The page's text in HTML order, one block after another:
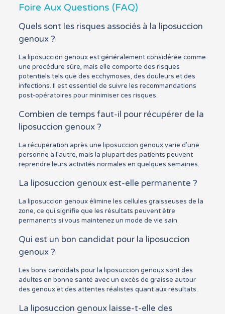
Foire Aux Questions (FAQ)
Quels sont les risques associés à la liposuccion
genoux ?
La liposuccion genoux est généralement considérée comme
une procédure sûre, mais elle comporte des risques
potentiels tels que des ecchymoses, des douleurs et des
infections. Il est essentiel de suivre les recommandations
post-opératoires pour minimiser ces risques.
Combien de temps faut-il pour récupérer de la
liposuccion genoux ?
La récupération après une liposuccion genoux varie d’une
personne à l’autre, mais la plupart des patients peuvent
reprendre leurs activités normales en quelques semaines.
La liposuccion genoux est-elle permanente ?
La liposuccion genoux élimine les cellules graisseuses de la
zone, ce qui signifie que les résultats peuvent être
permanents si vous maintenez un mode de vie sain.
Qui est un bon candidat pour la liposuccion
genoux ?
Les bons candidats pour la liposuccion genoux sont des
adultes en bonne santé avec un excès de graisse autour
des genoux et des attentes réalistes quant aux résultats.
La liposuccion genoux laisse-t-elle des